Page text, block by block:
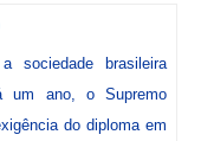
brasileira
um ano, o Supremo
do diploma em